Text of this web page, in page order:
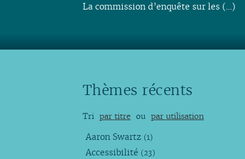
La commission d’enquête sur les (…)
Thèmes récents
Tri par titre ou par utilisation
Aaron Swartz (1)
Accessibilité (23)